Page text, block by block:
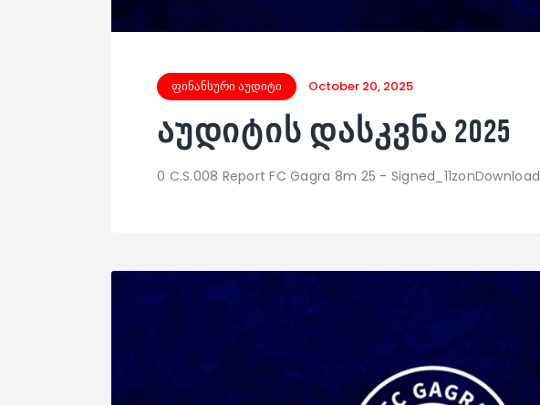
ფინანსური აუდიტი October 20, 2025
აუდიტის დასკვნა 2025
0 C.S.008 Report FC Gagra 8m 25 - Signed_11zonDownload